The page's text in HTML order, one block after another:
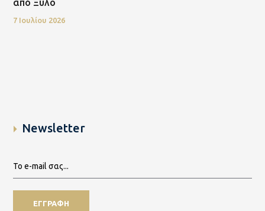
από Ξύλο
7 Ιουλίου 2026
Newsletter